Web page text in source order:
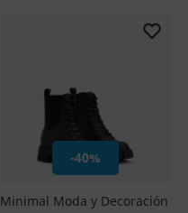
-40%
Minimal Moda y Decoración